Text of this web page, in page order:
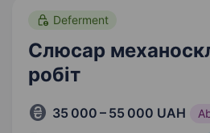
Deferment
Слюсар
робіт
35 000 – 55 000 UAH